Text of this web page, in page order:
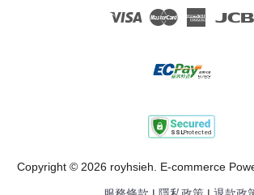
Visa Master American
Copyright © 2026 royhsieh. E-commerce